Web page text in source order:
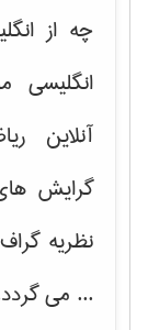
چه از
انگلیسی
آنلاین
گرایش
نظریه
... می